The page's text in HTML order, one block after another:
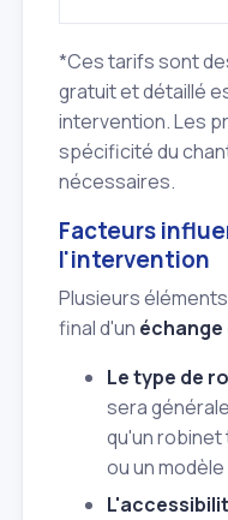
*Ces tarifs sont
gratuit et détaillé
intervention. Les
spécificité du
nécessaires.
Facteurs
l'intervention
Plusieurs
final d'un
Le type de
sera
qu'un
ou un